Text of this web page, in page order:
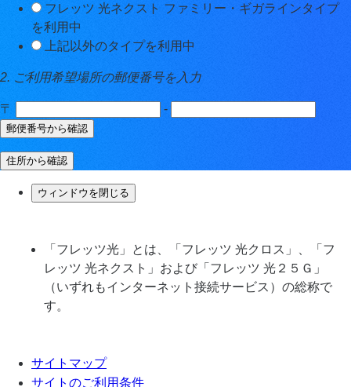
フレッツ 光ネクスト ファミリー・ギガラインタイプ
を利用中
上記以外のタイプを利用中
2. ご利用希望場所の郵便番号を入力
〒 -
郵便番号から確認
住所から確認
ウィンドウを閉じる
「フレッツ光」とは、「フレッツ 光クロス」、「フ
レッツ 光ネクスト」および「フレッツ 光２５Ｇ」
（いずれもインターネット接続サービス）の総称で
す。
サイトマップ
サイトのご利用条件